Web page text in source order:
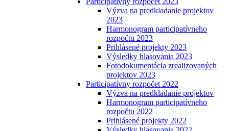
Výzva na predkladanie projektov
2023
Harmonogram participatívneho
rozpočtu 2023
Prihlásené projekty 2023
Výsledky hlasovania 2023
Fotodokumentácia zrealizovaných
projektov 2023
Participatívny rozpočet 2022
Výzva na predkladanie projektov
Harmonogram participatívneho
rozpočtu 2022
Prihlásené projekty 2022